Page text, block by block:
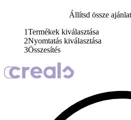
Állítsd össze
1Termékek kiválasztása
2Nyomtatás kiválasztása
3Összesítés